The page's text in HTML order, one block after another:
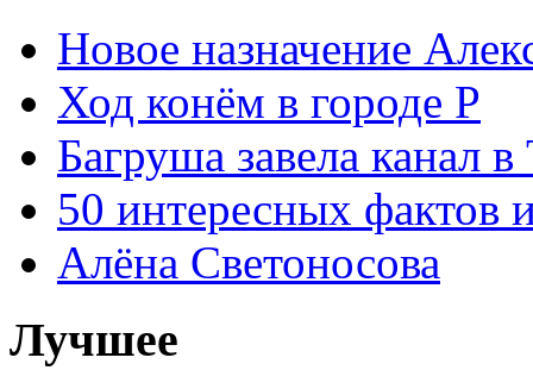
Новое назначение
Ход конём в городе Р
Багруша завела канал в
50 интересных фактов
Алёна Светоносова
Лучшее